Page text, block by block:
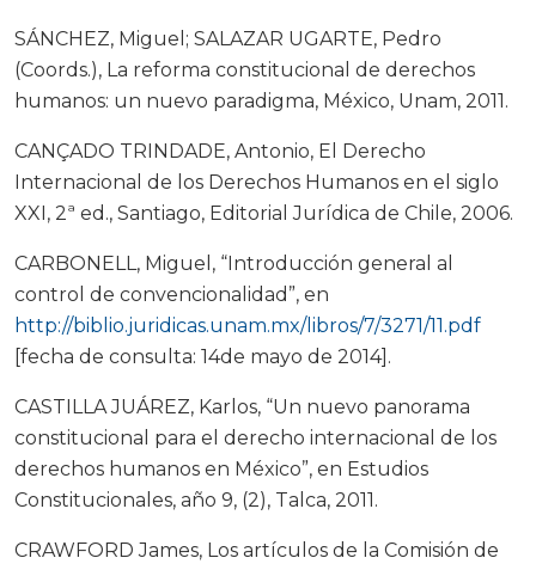
SÁNCHEZ, Miguel; SALAZAR UGARTE, Pedro
(Coords.), La reforma constitucional de derechos
humanos: un nuevo paradigma, México, Unam, 2011.
CANÇADO TRINDADE, Antonio, El Derecho
Internacional de los Derechos Humanos en el siglo
XXI, 2ª ed., Santiago, Editorial Jurídica de Chile, 2006.
CARBONELL, Miguel, “Introducción general al
control de convencionalidad”, en
http://biblio.juridicas.unam.mx/libros/7/3271/11.pdf
[fecha de consulta: 14de mayo de 2014].
CASTILLA JUÁREZ, Karlos, “Un nuevo panorama
constitucional para el derecho internacional de los
derechos humanos en México”, en Estudios
Constitucionales, año 9, (2), Talca, 2011.
CRAWFORD James, Los artículos de la Comisión de